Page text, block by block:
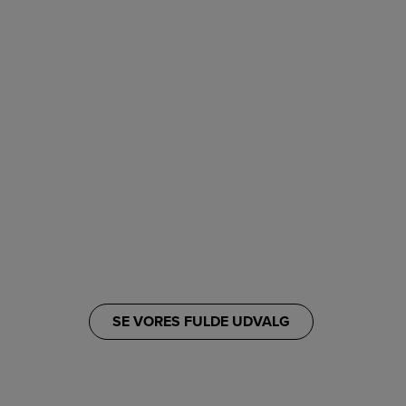
SE VORES FULDE UDVALG